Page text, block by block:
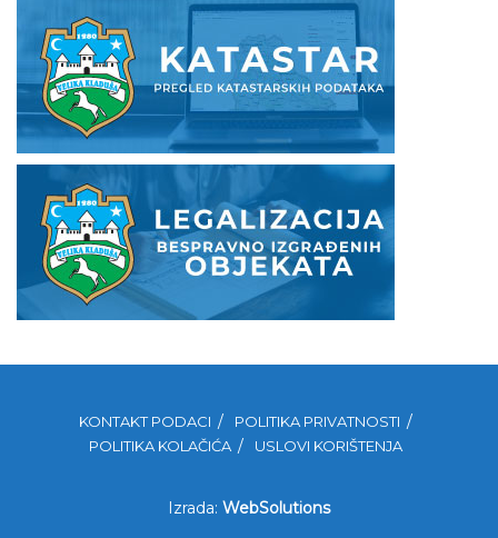
KONTAKT PODACI
POLITIKA PRIVATNOSTI
POLITIKA KOLAČIĆA
USLOVI KORIŠTENJA
Izrada: WebSolutions